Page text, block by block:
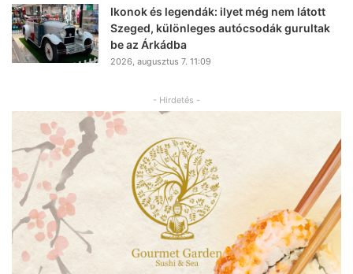
Ikonok és legendák: ilyet még nem látott
Szeged, különleges autócsodák gurultak
be az Árkádba
2026, augusztus 7. 11:09
- Hirdetés -